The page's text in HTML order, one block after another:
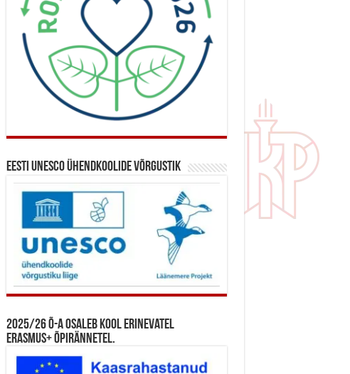
Eesti UNESCO ühendkoolide võrgustik
2025/26 õ-a osaleb kool erinevatel
Erasmus+ õpirännetel.